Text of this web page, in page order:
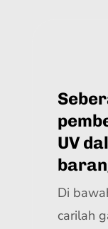
UV
Di
carilah